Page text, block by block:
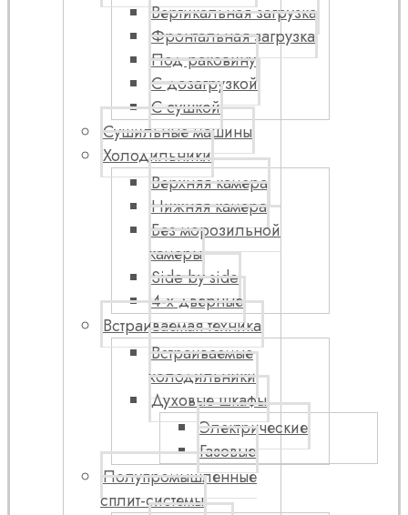
Вертикальная загрузка
Фронтальная загрузка
Под раковину
С дозагрузкой
С сушкой
Сушильные машины
Холодильники
Верхняя камера
Нижняя камера
Без морозильной
камеры
Side by side
4-х дверные
Встраиваемая техника
Встраиваемые
холодильники
Духовые шкафы
Электрические
Газовые
Полупромышленные
сплит-системы